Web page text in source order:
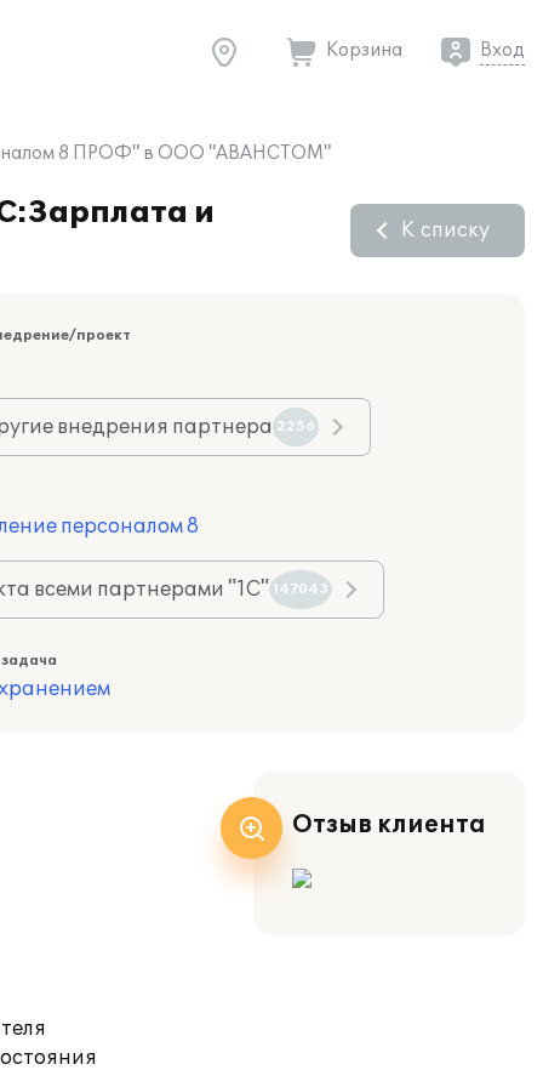
Корзина Вход
8 ПРОФ" в ООО "АВАНСТОМ"
и
К списку
проект
внедрения партнера 2256
персоналом 8
всеми партнерами "1С" 147043
Отзыв клиента